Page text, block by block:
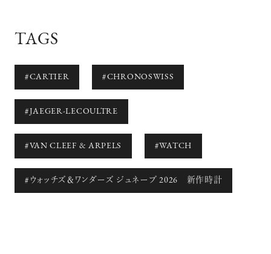
TAGS
#CARTIER #CHRONOSWISS
#JAEGER-LECOULTRE
#VAN CLEEF & ARPELS #WATCH
#ウォッチズ＆ワンダーズ ジュネーブ 2026 新作時計